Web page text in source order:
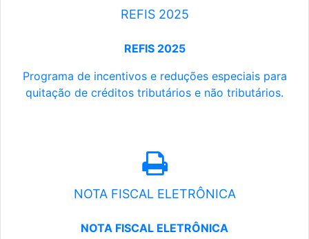
REFIS 2025
REFIS 2025
Programa de incentivos e reduções especiais para
quitação de créditos tributários e não tributários.
NOTA FISCAL ELETRÔNICA
NOTA FISCAL ELETRÔNICA